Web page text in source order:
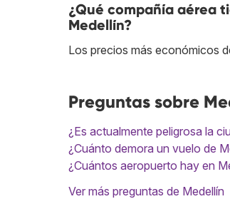
¿Qué compañía aérea
Medellín?
Los precios más económicos
Preguntas sobre
¿Es actualmente peligrosa la
¿Cuánto demora un vuelo de
¿Cuántos aeropuerto hay en
Ver más preguntas de Medellín